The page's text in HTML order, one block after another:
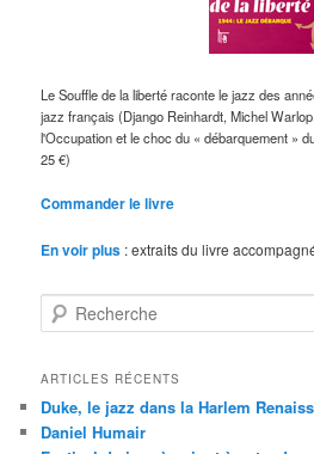
Le Souffle de la liberté raconte le jazz des
jazz français (Django Reinhardt, Michel
l'Occupation et le choc du « débarquement »
25 €)
Commander le livre
En voir plus : extraits du livre
e
h
r
c
ARTICLES RÉCENTS
Duke, le jazz dans la Harlem
Daniel Humair